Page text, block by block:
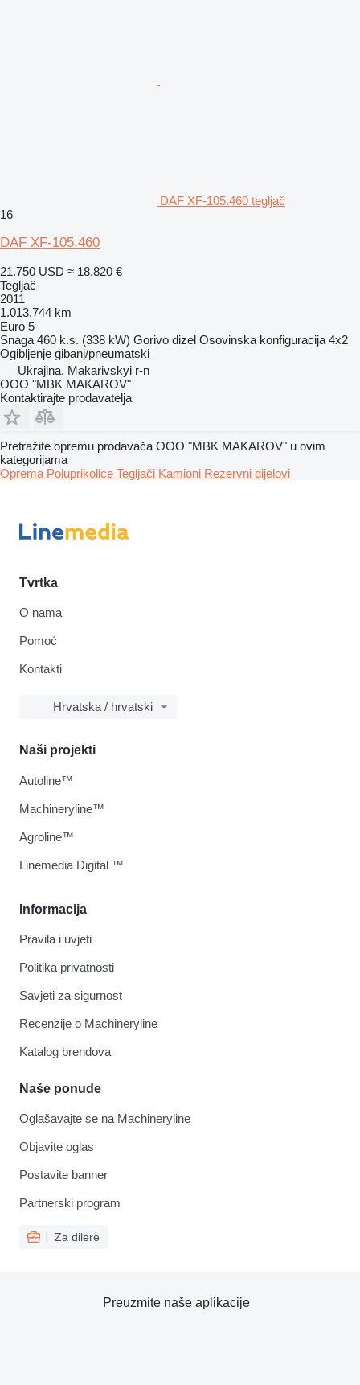
DAF XF-105.460 tegljač
16
DAF XF-105.460
21.750 USD ≈ 18.820 €
Tegljač
2011
1.013.744 km
Euro 5
Snaga 460 k.s. (338 kW) Gorivo dizel Osovinska konfiguracija 4x2
Ogibljenje gibanj/pneumatski
Ukrajina, Makarivskyi r-n
OOO "MBK MAKAROV"
Kontaktirajte prodavatelja
Pretražite opremu prodavača OOO "MBK MAKAROV" u ovim
kategorijama
Oprema Poluprikolice Tegljači Kamioni Rezervni dijelovi
Tvrtka
O nama
Pomoć
Kontakti
Hrvatska / hrvatski
Informacija
Pravila i uvjeti
Politika privatnosti
Savjeti za sigurnost
Recenzije o Machineryline
Katalog brendova
Naše ponude
Oglašavajte se na Machineryline
Objavite oglas
Postavite banner
Partnerski program
Za dilere
Naši projekti
Autoline™
Machineryline™
Agroline™
Linemedia Digital ™
Preuzmite naše aplikacije